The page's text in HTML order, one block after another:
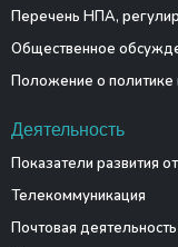
Перечень НПА,
Общественное
Положение о политике
Деятельность
Показатели развития
Телекоммуникация
Почтовая деятельность